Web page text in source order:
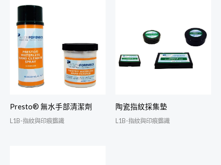
Presto® 無水手部清潔劑
L1B-指紋與印痕鑑識
陶瓷指紋採集墊
L1B-指紋與印痕鑑識